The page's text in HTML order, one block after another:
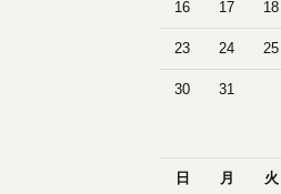
16 17 18
23 24 25
30 31
日
月 火